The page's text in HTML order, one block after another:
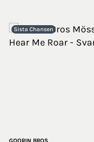
Sista Chansen
GOORIN BROS